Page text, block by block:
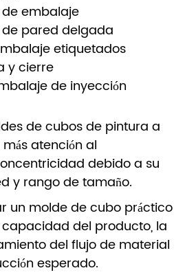
embalaje
pared delgada
etiquetados
y cierre
de inyección
de cubos de pintura a
atención al
debido a su
y rango de tamaño.
un molde de cubo práctico
del producto, la
del flujo de material
esperado.